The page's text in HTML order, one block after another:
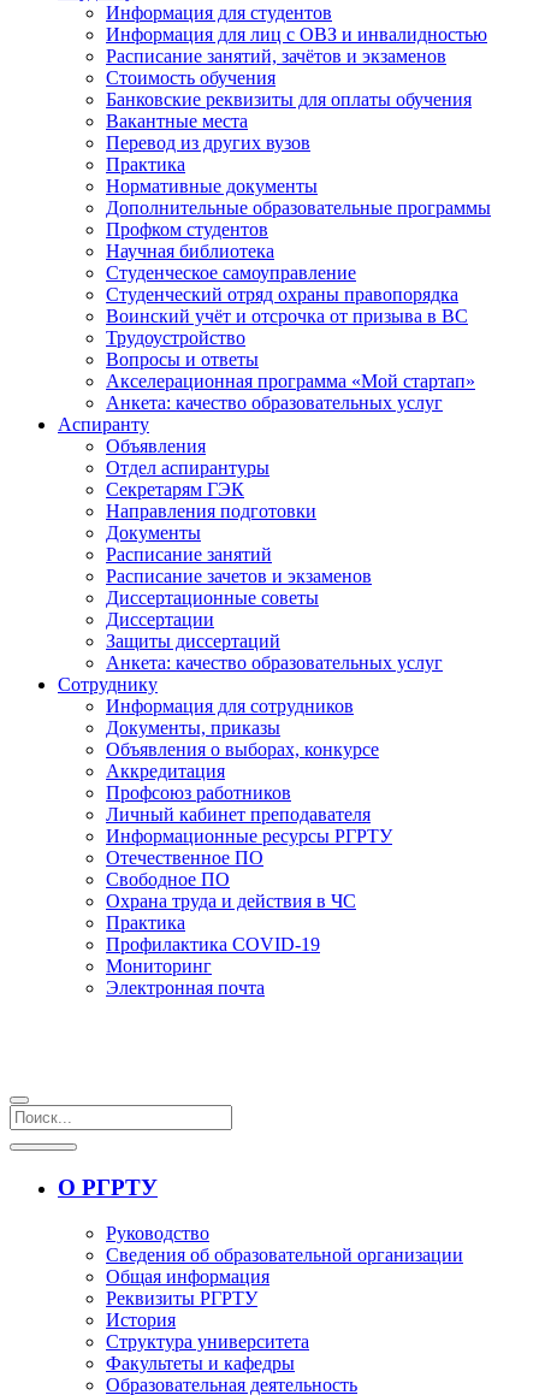
Информация для студентов
Информация для лиц с ОВЗ и инвалидностью
Расписание занятий, зачётов и экзаменов
Стоимость обучения
Банковские реквизиты для оплаты обучения
Вакантные места
Перевод из других вузов
Практика
Нормативные документы
Дополнительные образовательные программы
Профком студентов
Научная библиотека
Студенческое самоуправление
Студенческий отряд охраны правопорядка
Воинский учёт и отсрочка от призыва в ВС
Трудоустройство
Вопросы и ответы
Акселерационная программа «Мой стартап»
Анкета: качество образовательных услуг
Аспиранту
Объявления
Отдел аспирантуры
Секретарям ГЭК
Направления подготовки
Документы
Расписание занятий
Расписание зачетов и экзаменов
Диссертационные советы
Диссертации
Защиты диссертаций
Анкета: качество образовательных услуг
Сотруднику
Информация для сотрудников
Документы, приказы
Объявления о выборах, конкурсе
Аккредитация
Профсоюз работников
Личный кабинет преподавателя
Информационные ресурсы РГРТУ
Отечественное ПО
Свободное ПО
Охрана труда и действия в ЧС
Практика
Профилактика COVID-19
Мониторинг
Электронная почта
О РГРТУ
Руководство
Сведения об образовательной организации
Общая информация
Реквизиты РГРТУ
История
Структура университета
Факультеты и кафедры
Образовательная деятельность